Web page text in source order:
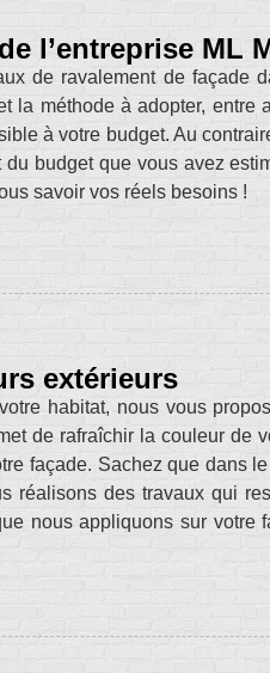
l’entreprise ML
de ravalement de façade
la méthode à adopter, entre
à votre budget. Au
budget que vous avez
savoir vos réels besoins !
extérieurs
habitat, nous vous
de rafraîchir la couleur de
façade. Sachez que dans
réalisons des travaux qui
nous appliquons sur votre